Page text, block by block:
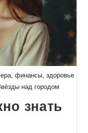
финансы, здоровье
над городом
знать